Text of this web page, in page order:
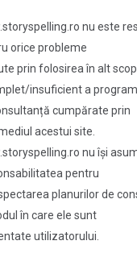
nu este
orice probleme
prin folosirea în alt
insuficient a
cumpărate prin
acestui site.
nu își
pentru
planurilor de
în care ele sunt
utilizatorului.